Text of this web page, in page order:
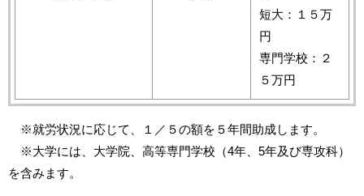
短大：１５万
円
専門学校：２
５万円
※就労状況に応じて、１／５の額を５年間助成します。
※大学には、大学院、高等専門学校（4年、5年及び専攻科）
を含みます。